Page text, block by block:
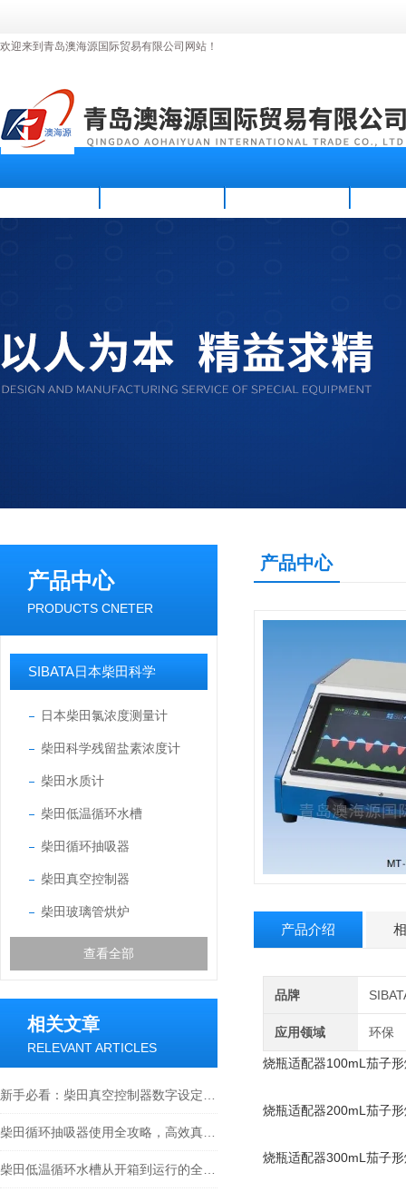
欢迎来到青岛澳海源国际贸易有限公司网站！
产品中心
PRODUCTS CNETER
SIBATA日本柴田科学
日本柴田氯浓度测量计
柴田科学残留盐素浓度计
柴田水质计
柴田低温循环水槽
柴田循环抽吸器
柴田真空控制器
柴田玻璃管烘炉
查看全部
相关文章
RELEVANT ARTICLES
产品中心
产品介绍
品牌
应用领域 环保
烧瓶适配器100mL茄子
烧瓶适配器200mL茄子
烧瓶适配器300mL茄子